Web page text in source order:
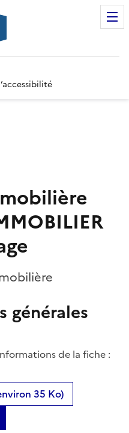
Twitter)
générales
de la fiche :
35 Ko)